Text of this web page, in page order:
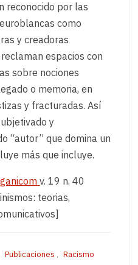
reconocido por las
como
y creadoras
espacios con
sobre nociones
o memoria, en
y fracturadas. Así
y
“autor” que domina un
más que incluye.
v. 19 n. 40
teorias,
Publicaciones , Racismo